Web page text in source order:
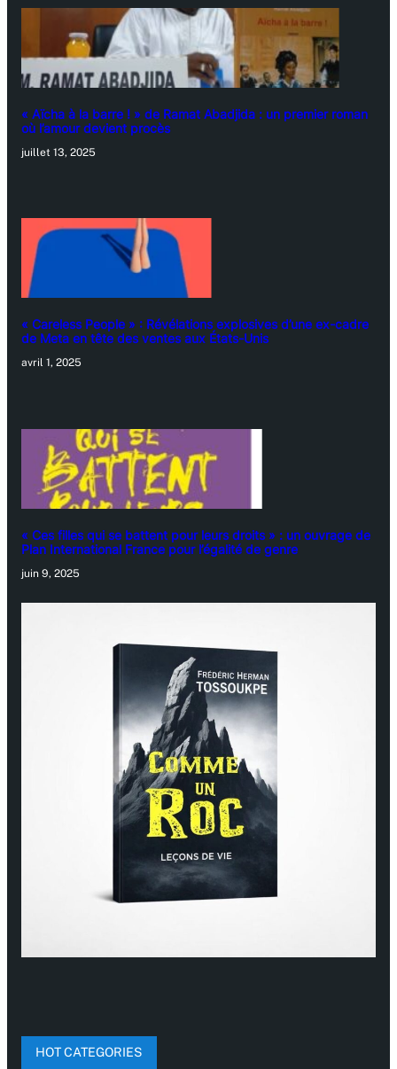
« Aïcha à la barre ! » de Ramat Abadjida : un premier roman
où l’amour devient procès
juillet 13, 2025
« Careless People » : Révélations explosives d’une ex-cadre
de Meta en tête des ventes aux États-Unis
avril 1, 2025
« Ces filles qui se battent pour leurs droits » : un ouvrage de
Plan International France pour l’égalité de genre
juin 9, 2025
HOT CATEGORIES